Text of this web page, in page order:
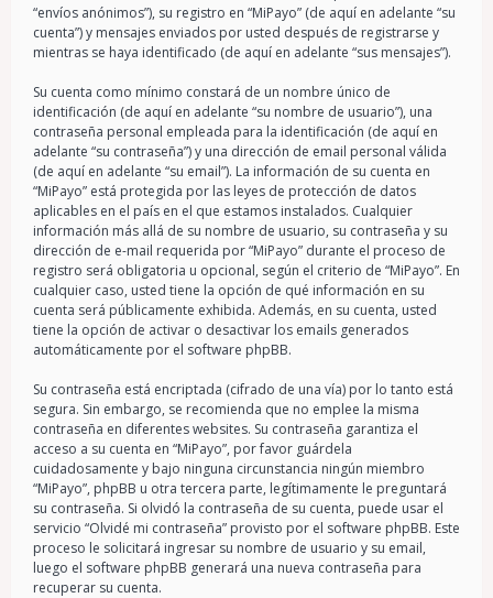
“envíos anónimos”), su registro en “MiPayo” (de aquí en adelante “su
cuenta”) y mensajes enviados por usted después de registrarse y
mientras se haya identificado (de aquí en adelante “sus mensajes”).
Su cuenta como mínimo constará de un nombre único de
identificación (de aquí en adelante “su nombre de usuario”), una
contraseña personal empleada para la identificación (de aquí en
adelante “su contraseña”) y una dirección de email personal válida
(de aquí en adelante “su email”). La información de su cuenta en
“MiPayo” está protegida por las leyes de protección de datos
aplicables en el país en el que estamos instalados. Cualquier
información más allá de su nombre de usuario, su contraseña y su
dirección de e-mail requerida por “MiPayo” durante el proceso de
registro será obligatoria u opcional, según el criterio de “MiPayo”. En
cualquier caso, usted tiene la opción de qué información en su
cuenta será públicamente exhibida. Además, en su cuenta, usted
tiene la opción de activar o desactivar los emails generados
automáticamente por el software phpBB.
Su contraseña está encriptada (cifrado de una vía) por lo tanto está
segura. Sin embargo, se recomienda que no emplee la misma
contraseña en diferentes websites. Su contraseña garantiza el
acceso a su cuenta en “MiPayo”, por favor guárdela
cuidadosamente y bajo ninguna circunstancia ningún miembro
“MiPayo”, phpBB u otra tercera parte, legítimamente le preguntará
su contraseña. Si olvidó la contraseña de su cuenta, puede usar el
servicio “Olvidé mi contraseña” provisto por el software phpBB. Este
proceso le solicitará ingresar su nombre de usuario y su email,
luego el software phpBB generará una nueva contraseña para
recuperar su cuenta.